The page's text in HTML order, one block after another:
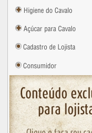
Higiene do Cavalo
Açúcar para Cavalo
Cadastro de Lojista
Consumidor